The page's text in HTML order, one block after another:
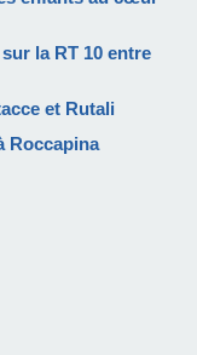
la RT 10 entre
et Rutali
Roccapina